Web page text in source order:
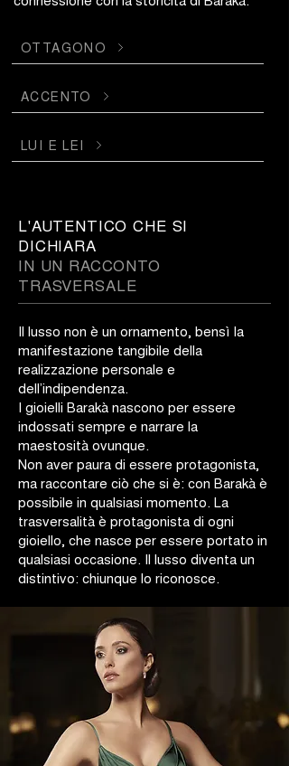
OTTAGONO
ACCENTO
LUI E LEI
L'AUTENTICO CHE SI
DICHIARA
IN UN RACCONTO
TRASVERSALE
Il lusso non è un ornamento, bensì la
manifestazione tangibile della
realizzazione personale e
dell’indipendenza.
I gioielli Barakà nascono per essere
indossati sempre e narrare la
maestosità ovunque.
Non aver paura di essere protagonista,
ma raccontare ciò che si è: con Barakà è
possibile in qualsiasi momento. La
trasversalità è protagonista di ogni
gioiello, che nasce per essere portato in
qualsiasi occasione. Il lusso diventa un
distintivo: chiunque lo riconosce.